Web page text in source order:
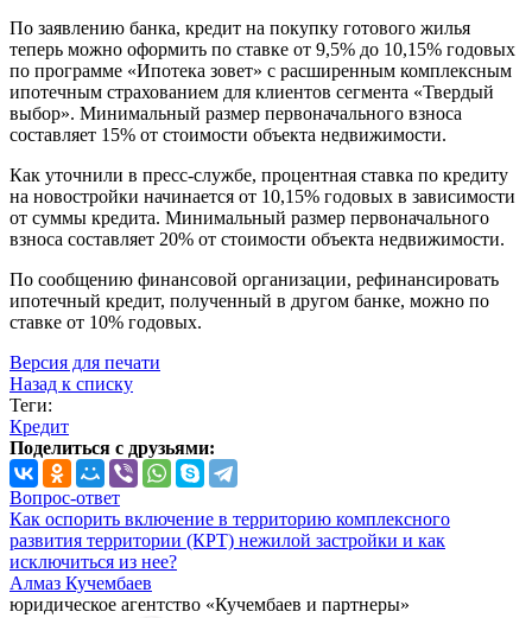
По заявлению банка, кредит на покупку готового жилья
теперь можно оформить по ставке от 9,5% до 10,15% годовых
по программе «Ипотека зовет» с расширенным комплексным
ипотечным страхованием для клиентов сегмента «Твердый
выбор». Минимальный размер первоначального взноса
составляет 15% от стоимости объекта недвижимости.
Как уточнили в пресс-службе, процентная ставка по кредиту
на новостройки начинается от 10,15% годовых в зависимости
от суммы кредита. Минимальный размер первоначального
взноса составляет 20% от стоимости объекта недвижимости.
По сообщению финансовой организации, рефинансировать
ипотечный кредит, полученный в другом банке, можно по
ставке от 10% годовых.
Версия для печати
Назад к списку
Теги:
Кредит
Поделиться с друзьями:
Вопрос-ответ
Как оспорить включение в территорию комплексного
развития территории (КРТ) нежилой застройки и как
исключиться из нее?
Алмаз Кучембаев
юридическое агентство «Кучембаев и партнеры»